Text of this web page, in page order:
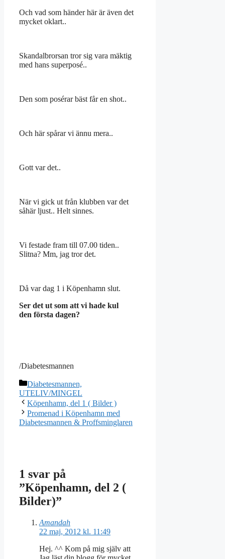
Och vad som händer här är även det
mycket oklart..
Skandalbrorsan tror sig vara mäktig
med hans superposé..
Den som posérar bäst får en shot..
Och här spårar vi ännu mera..
Gott var det..
När vi gick ut från klubben var det
såhär ljust.. Helt sinnes.
Vi festade fram till 07.00 tiden..
Slitna? Mm, jag tror det.
Då var dag 1 i Köpenhamn slut.
Ser det ut som att vi hade kul
den första dagen?
/Diabetesmannen
Kategorier
Diabetesmannen,
UTELIV/MINGEL
Köpenhamn, del 1 ( Bilder )
Promenad i Köpenhamn med
Diabetesmannen & Proffsminglaren
1 svar på
”Köpenhamn, del 2 (
Bilder)”
Amandah
22 maj, 2012 kl. 11:49
Hej. ^^ Kom på mig själv att